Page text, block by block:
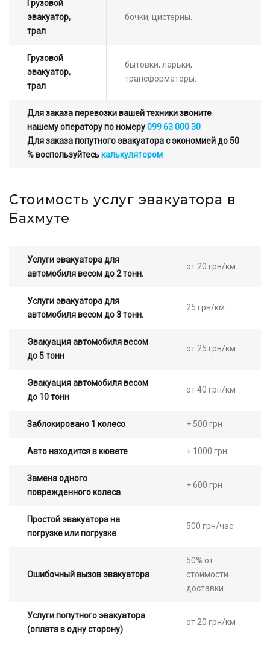
Грузовой
эвакуатор,
трал
бочки, цистерны.
Грузовой
эвакуатор,
трал
бытовки, ларьки,
трансформаторы.
Для заказа перевозки вашей техники звоните
нашему оператору по номеру099 63 000 30
Для заказа попутного эвакуатора с экономией до 50
% воспользуйтеськалькулятором
Стоимость услуг эвакуатора в
Бахмуте
Услуги эвакуатора для
автомобиля весом до 2 тонн.
от 20 грн/км
Услуги эвакуатора для
автомобиля весом до 3 тонн.
25 грн/км
Эвакуация автомобиля весом
до 5 тонн
от 25 грн/км
Эвакуация автомобиля весом
до 10 тонн
от 40 грн/км
Заблокировано 1 колесо + 500 грн
Авто находится в кювете + 1000 грн
Замена одного
поврежденного колеса
+ 600 грн
Простой эвакуатора на
погрузке или погрузке
500 грн/час
Ошибочный вызов эвакуатора
50% от
стоимости
доставки
Услуги попутного эвакуатора
(оплата в одну сторону)
от 20 грн/км
стоимости услуг с нашим
оператором